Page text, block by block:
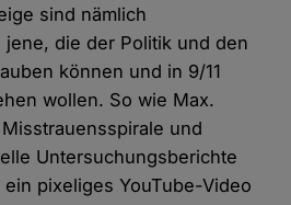
sind nämlich
die der Politik und den
können und in 9/11
wollen. So wie Max.
und
Untersuchungsberichte
pixeliges YouTube-Video